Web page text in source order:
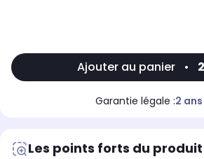
Ajouter au panier •
Garantie légale :2 ans
Les points forts du produit